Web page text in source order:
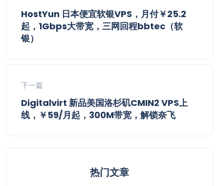
HostYun 日本便宜软银VPS，月付￥25.2
起，1Gbps大带宽，三网回程bbtec（软
银）
下一篇
Digitalvirt 新品美国洛杉矶CMIN2 VPS上
线，￥59/月起，300M带宽，解锁奈飞
热门文章